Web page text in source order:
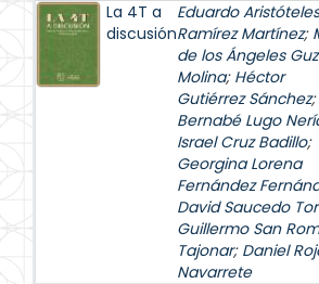
La 4T a
discusión
Eduardo Aristóteles
Ramírez Martínez;
de los Ángeles
Molina; Héctor
Gutiérrez Sánchez;
Bernabé Lugo
Israel Cruz Badillo;
Georgina Lorena
Fernández
David Saucedo
Guillermo San
Tajonar; Daniel
Navarrete